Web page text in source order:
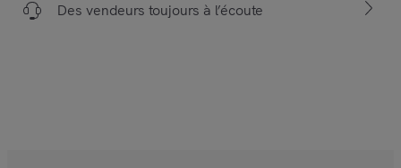
Des vendeurs toujours à l’écoute